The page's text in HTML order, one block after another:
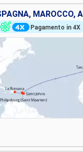
Pagamento in 4X